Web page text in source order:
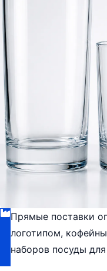
Прямые поставки
логотипом,
наборов посуды